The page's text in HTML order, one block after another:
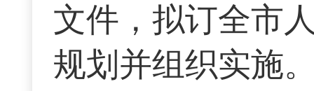
文件，拟订全市
规划并组织实施